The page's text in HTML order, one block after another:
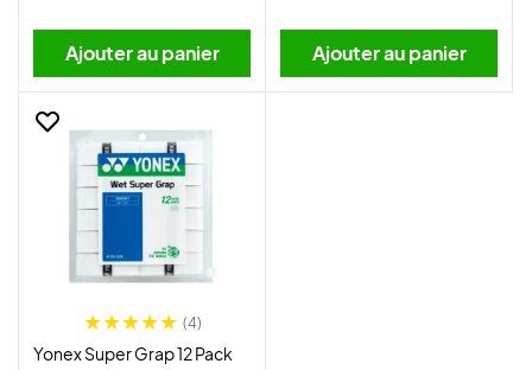
Ajouter au panier Ajouter au panier
(4)
Yonex Super Grap 12 Pack